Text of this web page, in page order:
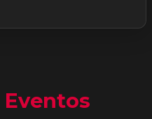
Eventos